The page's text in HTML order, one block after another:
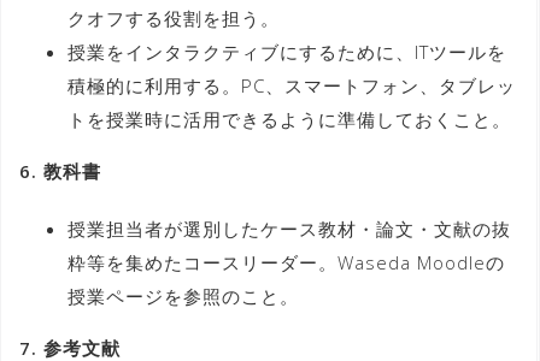
クオフする役割を担う。
授業をインタラクティブにするために、ITツールを
積極的に利用する。PC、スマートフォン、タブレッ
トを授業時に活用できるように準備しておくこと。
6. 教科書
授業担当者が選別したケース教材・論文・文献の抜
粋等を集めたコースリーダー。Waseda Moodleの
授業ページを参照のこと。
7. 参考文献